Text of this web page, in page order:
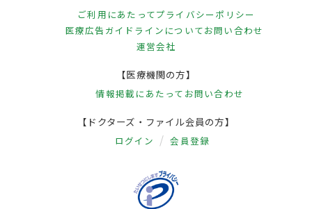
ご利用にあたってプライバシーポリシー
医療広告ガイドラインについてお問い合わせ
運営会社
【医療機関の方】
情報掲載にあたって お問い合わせ
【ドクターズ・ファイル会員の方】
ログイン 会員登録